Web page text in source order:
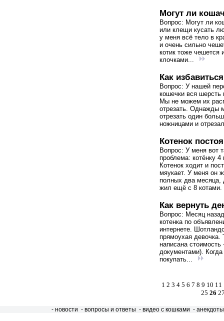
Могут ли
Вопрос: Могут ли
или клещи кусать
у меня всё тело в
и очень сильно
котик тоже чешется
клочками...
Как
Вопрос: У нашей
кошечки вся шерсть
Мы не можем их
отрезать. Однажды
отрезать один
ножницами и
Котенок
Вопрос: У меня вот
проблема: котёнку 4
Котенок ходит и
мяукает. У меня он
полных два месяца,
жил ещё с 8
Как вернуть
Вопрос: Месяц
котенка по
интернете.
прямоухая девочка.
написана стоимость
документами).
покупать...
1 2 3 4 5 6 7 8 9 10 11
25 26
- новости - вопросы и ответы - видео с кошками -